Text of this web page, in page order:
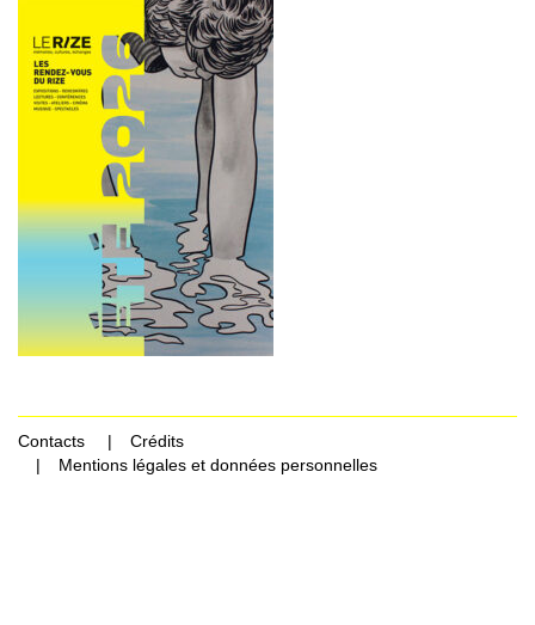
Contacts
Crédits
Mentions légales et données personnelles